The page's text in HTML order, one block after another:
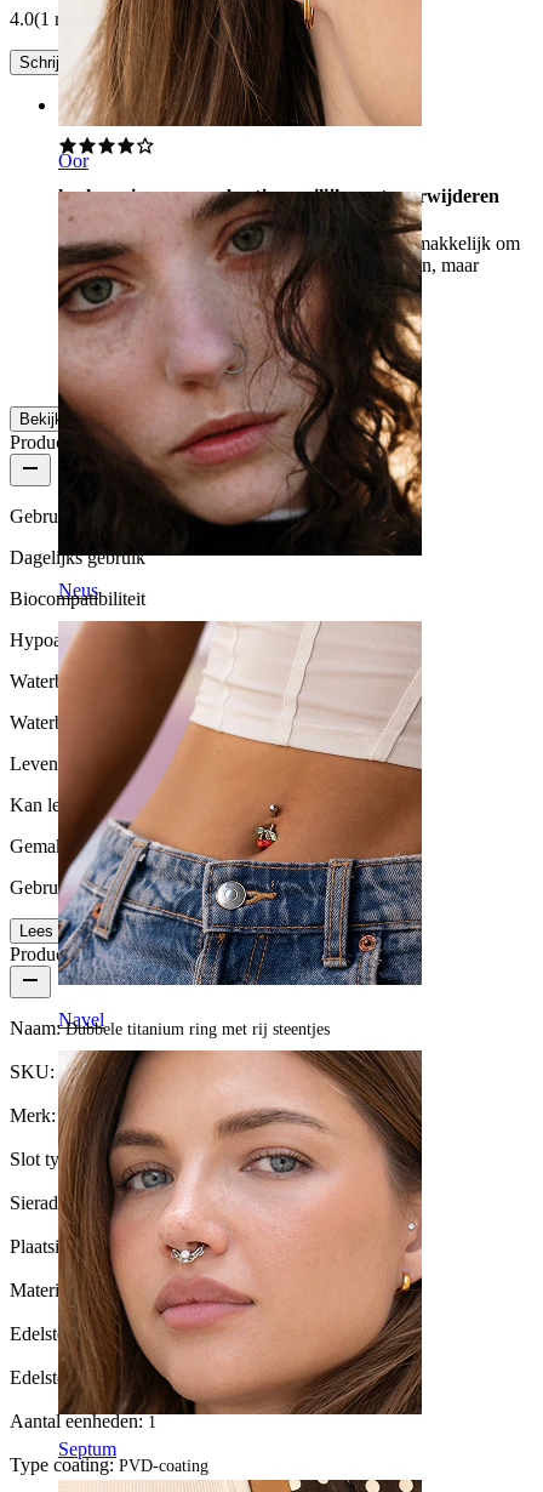
Oor
Neus
Navel
Septum
4.0(1 reviews)
Schrijf een review
Rating
heel mooi, maar een beetje moeilijk om te verwijderen
De sierad is prachtig en zoals op de foto erg gemakkelijk om
te doen, maar een beetje moeilijk om af te nemen, maar
afgezien daarvan is de rest zeer goed!
valeria Geverifieerde aankoop
Vertaald door AI Toon origineel
Bekijk meer
Productkwaliteit
Gebruikshoeveelheid
Dagelijks gebruik
Biocompatibiliteit
Hypoallergeen
Waterbestendigheid
Waterbestendig
Levensduur
Kan levenslang meegaan
Gemak van gebruik
Gebruikersvriendelijk
Lees meer
Productdetails
Naam:Dubbele titanium ring met rij steentjes
SKU:Ring-205
Merk:Bodymod Premium
Slot type: Scharnier
Sieraden type:Ring, Illusie ring, Huggie
Plaatsing:Tragus, Oorlel, Helix, Wenkbrauw, Conch
Materiaal:Titanium
Edelsteen kleur:Transparant
Edelsteen type: Zirkonia
Aantal eenheden:1
Type coating:PVD-coating